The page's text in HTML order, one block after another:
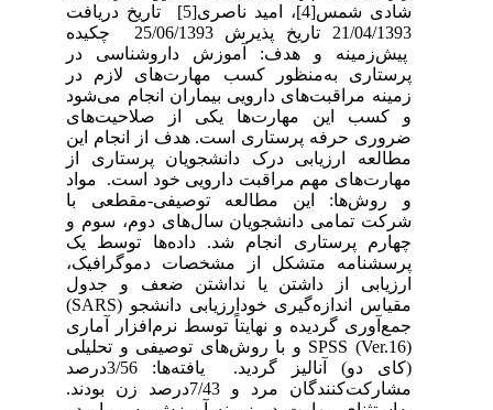
شادی شمس[4]، امید ناصری[5] تاریخ دریافت
21/04/1393 تاریخ پذیرش 25/06/1393 چکیده
پیش‌زمینه و هدف: آموزش داروشناسی در
پرستاری به‌منظور کسب مهارت‌های لازم در
زمینه مراقبت‌های دارویی بیماران انجام می‌شود
و کسب این مهارت‌ها یکی از صلاحیت‌های
ضروری حرفه پرستاری است. هدف از انجام این
مطالعه ارزیابی درک دانشجویان پرستاری از
مهارت‌های مهم مراقبت دارویی خود است. مواد
و روش‌ها: این مطالعه توصیفی-مقطعی با
شرکت تمامی دانشجویان سال‌های دوم، سوم و
چهارم پرستاری انجام شد. داده‌ها توسط یک
پرسشنامه متشکل از مشخصات دموگرافیک،
ارزیابی از داشتن یا نداشتن ضعف و جدول
مقیاس اندازه‌گیری خودارزیابی دانشجو (SARS)
جمع‌آوری گردیده و نهایتاً توسط نرم‌افزار آماری
SPSS (Ver.16) و با روش‌های توصیفی و تحلیلی
(کای دو) آنالیز گردید. یافته‌ها: 3/56درصد
مشارکت‌کنندگان مرد و 7/43درصد زن بودند.